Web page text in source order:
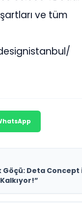
ve tüm
Göçü: Deta Concept